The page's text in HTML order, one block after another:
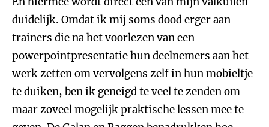
duidelijk. Omdat ik mij soms dood erger aan
trainers die na het voorlezen van een
powerpointpresentatie hun deelnemers aan het
werk zetten om vervolgens zelf in hun mobieltje
te duiken, ben ik geneigd te veel te zenden om
maar zoveel mogelijk praktische lessen mee te